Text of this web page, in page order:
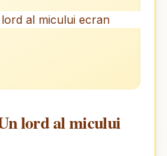
lord al micului